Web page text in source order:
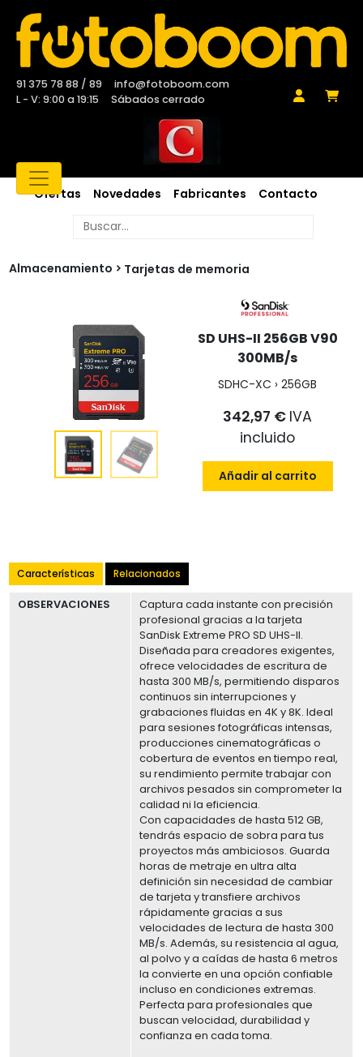
91 375 78 88 / 89
info@fotoboom.com
L - V: 9:00 a 19:15
Sábados cerrado
Ofertas Novedades Fabricantes Contacto
Almacenamiento Tarjetas de memoria
SD UHS-II 256GB V90
300MB/s
SDHC-XC › 256GB
342,97 € IVA
incluido
Añadir al carrito
Características Relacionados
OBSERVACIONES
Captura cada instante con precisión
profesional gracias a la tarjeta
SanDisk Extreme PRO SD UHS-II.
Diseñada para creadores exigentes,
ofrece velocidades de escritura de
hasta 300 MB/s, permitiendo disparos
continuos sin interrupciones y
grabaciones fluidas en 4K y 8K. Ideal
para sesiones fotográficas intensas,
producciones cinematográficas o
cobertura de eventos en tiempo real,
su rendimiento permite trabajar con
archivos pesados sin comprometer la
calidad ni la eficiencia.
Con capacidades de hasta 512 GB,
tendrás espacio de sobra para tus
proyectos más ambiciosos. Guarda
horas de metraje en ultra alta
definición sin necesidad de cambiar
de tarjeta y transfiere archivos
rápidamente gracias a sus
velocidades de lectura de hasta 300
MB/s. Además, su resistencia al agua,
al polvo y a caídas de hasta 6 metros
la convierte en una opción confiable
incluso en condiciones extremas.
Perfecta para profesionales que
buscan velocidad, durabilidad y
confianza en cada toma.